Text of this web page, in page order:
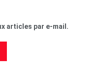
articles par e-mail.